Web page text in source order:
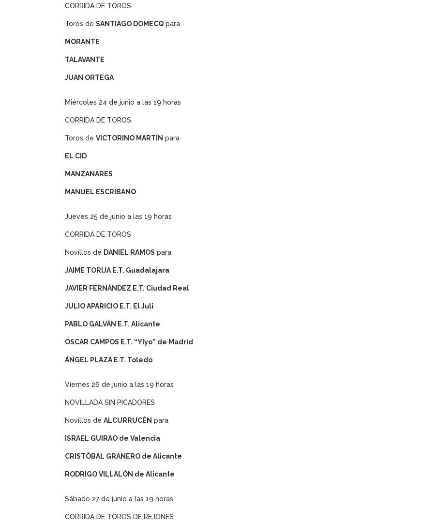
CORRIDA DE TOROS
Toros deSANTIAGO DOMECQ para
MORANTE
TALAVANTE
JUAN ORTEGA
Miércoles 24 de junio a las 19 horas
CORRIDA DE TOROS
Toros deVICTORINO MARTÍN para
EL CID
MANZANARES
MANUEL ESCRIBANO
Jueves 25 de junio a las 19 horas
CORRIDA DE TOROS
Novillos de DANIEL RAMOS para
JAIME TORIJA E.T. Guadalajara
JAVIER FERNÁNDEZ E.T. Ciudad Real
JULIO APARICIO E.T. El Juli
PABLO GALVÁN E.T. Alicante
ÓSCAR CAMPOS E.T. “Yiyo” de Madrid
ÁNGEL PLAZA E.T. Toledo
Viernes 26 de junio a las 19 horas
NOVILLADA SIN PICADORES
Novillos deALCURRUCÉN para
ISRAEL GUIRAO de Valencia
CRISTÓBAL GRANERO de Alicante
RODRIGO VILLALÓN de Alicante
Sábado 27 de junio a las 19 horas
CORRIDA DE TOROS DE REJONES